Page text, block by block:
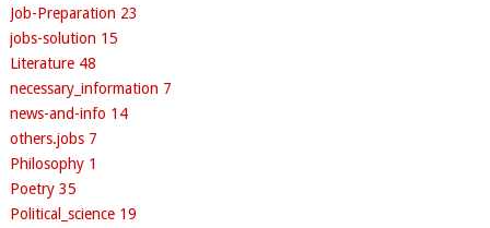
Job-Preparation 23
jobs-solution 15
Literature 48
necessary_information 7
news-and-info 14
others.jobs 7
Philosophy 1
Poetry 35
Political_science 19